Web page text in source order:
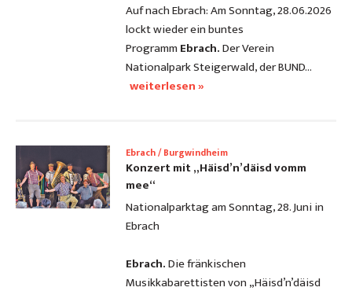
Auf nach Ebrach: Am Sonntag, 28.06.2026
lockt wieder ein buntes
Programm Ebrach.Der Verein
Nationalpark Steigerwald, der BUND…
weiterlesen »
Ebrach / Burgwindheim
Konzert mit „Häisd’n’däisd vomm
mee“
Nationalparktag am Sonntag, 28. Juni in
Ebrach
Ebrach.Die fränkischen
Musikkabarettisten von „Häisd’n’däisd